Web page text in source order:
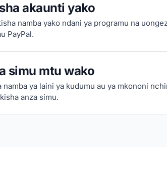
akaunti yako
namba yako ndani ya programu na
PayPal.
simu mtu wako
namba ya laini ya kudumu au ya mkononi
anza simu.